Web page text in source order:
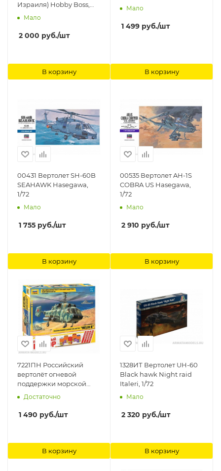
Израиля) Hobby Boss,
1/72Мало
2 000 руб./шт
В корзину
Мало
1 499 руб./шт
В корзину
00431 Вертолет SH-60B
SEAHAWK Hasegawa,
1/72
Мало
1 755 руб./шт
В корзину
00535 Вертолет AH-1S
COBRA US Hasegawa,
1/72
Мало
2 910 руб./шт
В корзину
7221ПН Российский
вертолёт огневой
поддержки морской
пехоты Звезда, 1/72
Достаточно
1 490 руб./шт
В корзину
1328ИТ Вертолет UH-60
Black hawk Night raid
Italeri, 1/72
Мало
2 320 руб./шт
В корзину